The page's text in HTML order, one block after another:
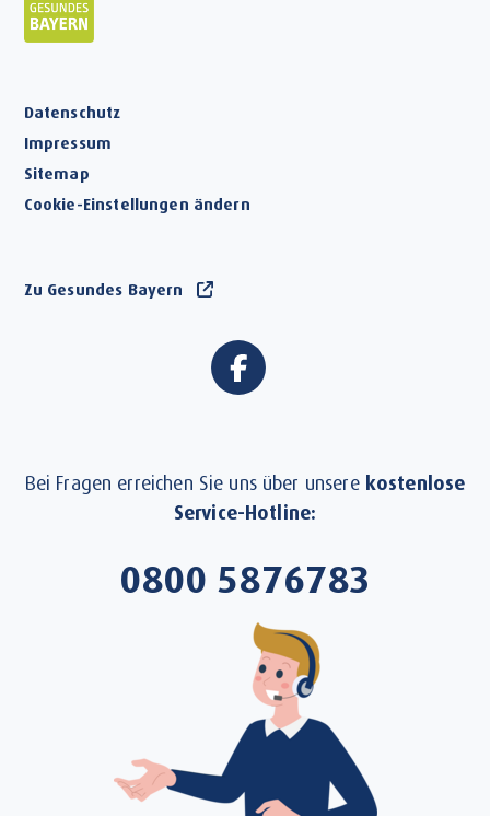
Datenschutz
Impressum
Sitemap
Cookie-Einstellungen ändern
Zu Gesundes Bayern
Bei Fragen erreichen Sie uns über unsere kostenlose
Service-Hotline:
0800 5876783